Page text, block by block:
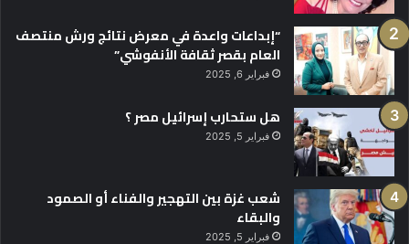
“إبداعات واعدة في معرض نتائج ورش منتصف
العام بقصر ثقافة الأنفوشي”
فبراير 6, 2025
هل ستحارب إسرائيل مصر ؟
فبراير 5, 2025
شعب غزة بين التهجير والفناء أو الصمود
والبقاء
فبراير 5, 2025